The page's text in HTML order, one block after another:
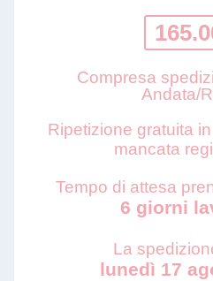
Compresa
Andata/
Ripetizione gratuita
mancata
Tempo di attesa
6 giorni
La
lunedì 17